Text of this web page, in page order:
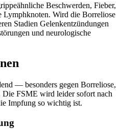
Beschwerden, Fieber,
Lymphknoten. Wird die Borreliose
Stadien Gelenkentzündungen
und neurologische
— besonders gegen Borreliose,
FSME wird leider sofort nach
Impfung so wichtig ist.